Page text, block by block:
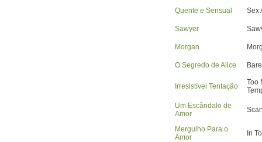
Quente e Sensual
Sex
Sawyer
Morgan
O Segredo de Alice
Irresistível Tentação
Too
Um Escândalo de
Amor
Mergulho Para o
Amor
In